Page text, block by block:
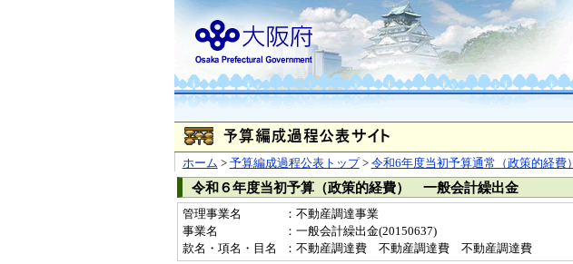
ホーム > 予算編成過程公表トップ> 令和6年度当初予算通常（政策的経費）
令和６年度当初予算（政策的経費） 一般会計繰出金
管理事業名 ：不動産調達事業
事業名
：一般会計繰出金(20150637)
款名・項名・目名
：不動産調達費 不動産調達費 不動産調達費